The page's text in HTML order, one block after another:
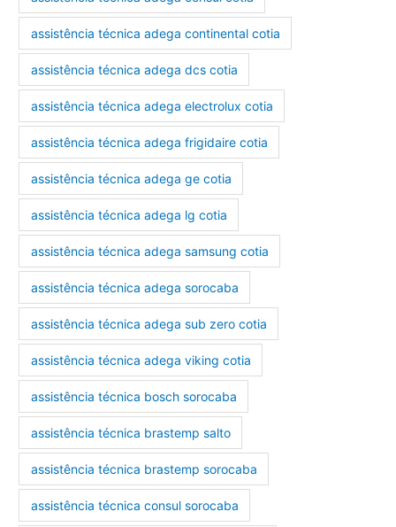
assistência técnica adega continental cotia
assistência técnica adega dcs cotia
assistência técnica adega electrolux cotia
assistência técnica adega frigidaire cotia
assistência técnica adega ge cotia
assistência técnica adega lg cotia
assistência técnica adega samsung cotia
assistência técnica adega sorocaba
assistência técnica adega sub zero cotia
assistência técnica adega viking cotia
assistência técnica bosch sorocaba
assistência técnica brastemp salto
assistência técnica brastemp sorocaba
assistência técnica consul sorocaba